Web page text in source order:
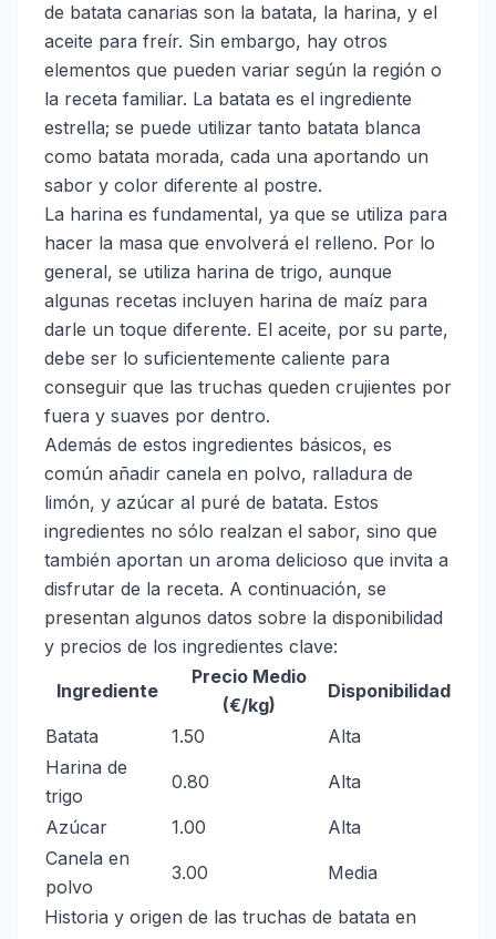
de batata canarias son la batata, la harina, y el
aceite para freír. Sin embargo, hay otros
elementos que pueden variar según la región o
la receta familiar. La batata es el ingrediente
estrella; se puede utilizar tanto batata blanca
como batata morada, cada una aportando un
sabor y color diferente al postre.
La harina es fundamental, ya que se utiliza para
hacer la masa que envolverá el relleno. Por lo
general, se utiliza harina de trigo, aunque
algunas recetas incluyen harina de maíz para
darle un toque diferente. El aceite, por su parte,
debe ser lo suficientemente caliente para
conseguir que las truchas queden crujientes por
fuera y suaves por dentro.
Además de estos ingredientes básicos, es
común añadir canela en polvo, ralladura de
limón, y azúcar al puré de batata. Estos
ingredientes no sólo realzan el sabor, sino que
también aportan un aroma delicioso que invita a
disfrutar de la receta. A continuación, se
presentan algunos datos sobre la disponibilidad
y precios de los ingredientes clave:
Ingrediente
Precio Medio
(€/kg)
Disponibilidad
Batata 1.50
Alta
Harina de
trigo
0.80 Alta
Azúcar 1.00
Alta
Canela en
polvo
3.00
Media
Historia y origen de las truchas de batata en